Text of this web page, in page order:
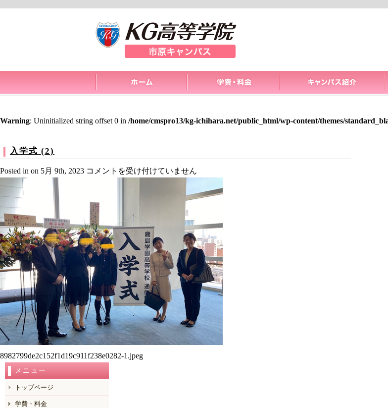
Warning: Uninitialized string offset 0 in /home/cmspro13/kg-ichihara.net/public_html/wp-content/themes/
入学式 (2)
Posted in on 5月 9th, 2023 入
(2)
は
コメントを受け付けていません
8982799de2c152f1d19c911f238e0282-1.jpeg
メニュー
トップページ
学費・料金